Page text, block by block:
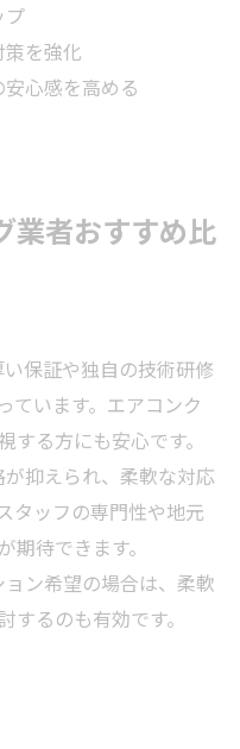
プ
を強化
心感を高める
業者おすすめ比
保証や独自の技術研修
ています。エアコンク
する方にも安心です。
抑えられ、柔軟な対応
タッフの専門性や地元
待できます。
ン希望の場合は、柔軟
るのも有効です。